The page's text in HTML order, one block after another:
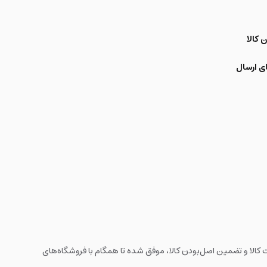
کالا
ارسال
اینترنتی با بیش از یک دهه تجربه، با پایبندی به سه اصل کلیدی، پرداخت در محل، 7 روز ضمانت بازگشت کالا و تضمین اصل‌بودن کالا، موفق شده تا همگام با فروشگاه‌های